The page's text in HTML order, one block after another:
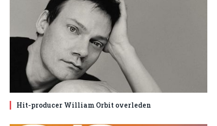
Hit-producer William Orbit overleden